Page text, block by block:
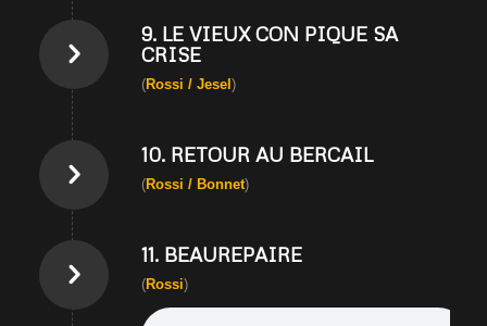
9. LE VIEUX CON PIQUE SA
CRISE
(Rossi / Jesel)
10. RETOUR AU BERCAIL
(Rossi / Bonnet)
11. BEAUREPAIRE
(Rossi)